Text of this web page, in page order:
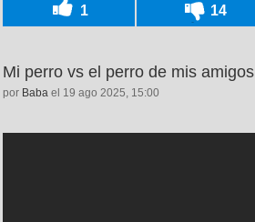
1 14
Mi perro vs el perro de mis amigos
por Baba el 19 ago 2025, 15:00